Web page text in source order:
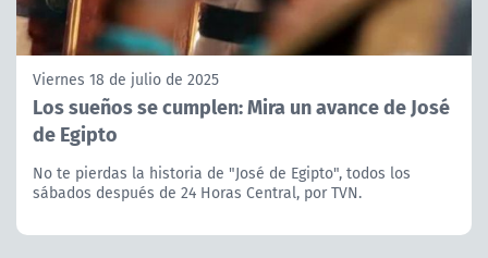
Viernes 18 de julio de 2025
Los sueños se cumplen: Mira un avance de José
de Egipto
No te pierdas la historia de "José de Egipto", todos los
sábados después de 24 Horas Central, por TVN.